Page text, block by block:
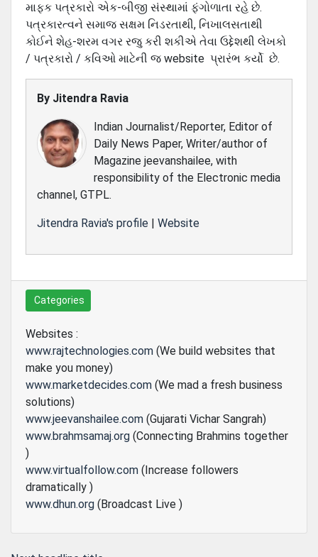
માફક પત્રકારો એક-બીજી સંસ્થામાં ફંગોળાતા રહે છે.
પત્રકારત્વને સમાજ સક્ષમ નિડરતાથી, નિખાલસતાથી
કોઈને શેહ-શરમ વગર રજુ કરી શકીએ તેવા ઉદ્દેશથી લેખકો
/ પત્રકારો / કવિઓ માટેની જ website પ્રારંભ કર્યો છે.
By Jitendra Ravia
Indian Journalist/Reporter, Editor of
Daily News Paper, Writer/author of
Magazine jeevanshailee, with
responsibility of the Electronic media
channel, GTPL.
Jitendra Ravia's profile | Website
Categories
Websites :
www.rajtechnologies.com (We build websites that
make you money)
www.marketdecides.com (We mad a fresh business
solutions)
www.jeevanshailee.com (Gujarati Vichar Sangrah)
www.brahmsamaj.org (Connecting Brahmins together
)
www.virtualfollow.com (Increase followers
dramatically )
www.dhun.org (Broadcast Live )